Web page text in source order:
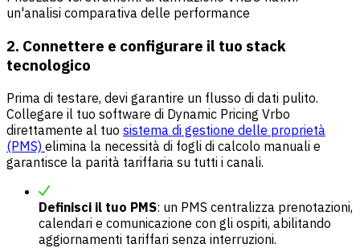
un'analisi comparativa delle performance
2. Connettere e configurare il tuo stack
tecnologico
Prima di testare, devi garantire un flusso di dati pulito.
Collegare il tuo software di Dynamic Pricing Vrbo
direttamente al tuo sistema di gestione delle proprietà
(PMS) elimina la necessità di fogli di calcolo manuali e
garantisce la parità tariffaria su tutti i canali.
Definisci il tuo PMS: un PMS centralizza prenotazioni,
calendari e comunicazione con gli ospiti, abilitando
aggiornamenti tariffari senza interruzioni.